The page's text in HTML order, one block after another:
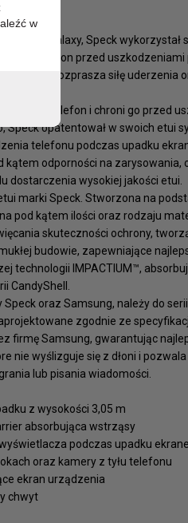
Galaxy, Speck
chroni telefon przed
która rozprasza siłę uderzenia
telefon i chroni go przed
Speck opatentował w swoich etui
telefonu podczas upadku
kątem odporności na zarysowania,
dostarczenia wysokiej jakości etui.
marki Speck. Stworzona na
pod kątem ilości oraz rodzaju
skuteczności ochrony,
budowie, zapewniające
technologii IMPACTIUM™,
CandyShell.
oraz Samsung, należy do
zgodnie ze
firmę Samsung, gwarantując
nie wyślizguje się z dłoni i
lub pisania wiadomości.
z wysokości 3,05 m
absorbująca wstrząsy
podczas upadku
oraz kamery z tyłu telefonu
ekran urządzenia
chwyt
w